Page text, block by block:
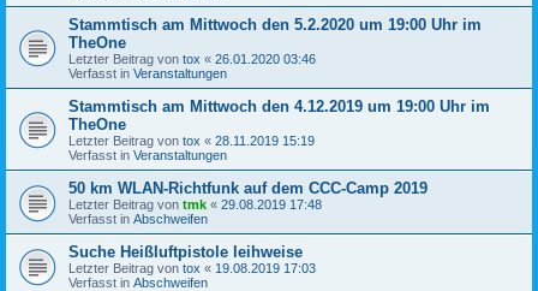
Stammtisch am Mittwoch den 5.2.2020 um 19:00 Uhr im
TheOne
Letzter Beitrag von tox « 26.01.2020 03:46
Verfasst in Veranstaltungen
Stammtisch am Mittwoch den 4.12.2019 um 19:00 Uhr im
TheOne
Letzter Beitrag von tox « 28.11.2019 15:19
Verfasst in Veranstaltungen
50 km WLAN-Richtfunk auf dem CCC-Camp 2019
Letzter Beitrag von tmk « 29.08.2019 17:48
Verfasst in Abschweifen
Suche Heißluftpistole leihweise
Letzter Beitrag von tox « 19.08.2019 17:03
Verfasst in Abschweifen